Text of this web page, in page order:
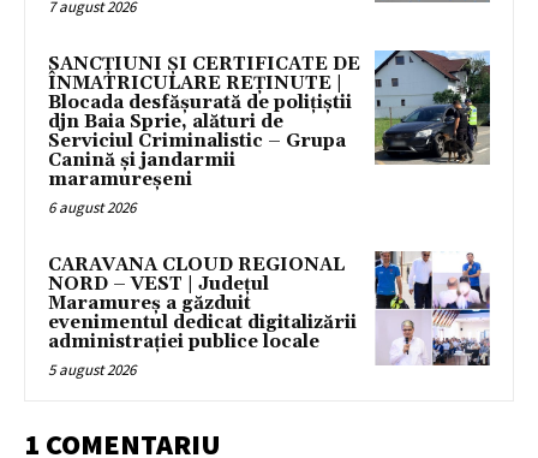
7 august 2026
SANCȚIUNI ȘI CERTIFICATE DE
ÎNMATRICULARE REȚINUTE |
Blocada desfășurată de polițiștii
djn Baia Sprie, alături de
Serviciul Criminalistic – Grupa
Canină și jandarmii
maramureșeni
6 august 2026
CARAVANA CLOUD REGIONAL
NORD – VEST | Județul
Maramureș a găzduit
evenimentul dedicat digitalizării
administrației publice locale
5 august 2026
1 COMENTARIU